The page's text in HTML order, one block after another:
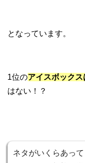
となっています。
1位のアイスボックス
はない！？
ネタがいくらあって